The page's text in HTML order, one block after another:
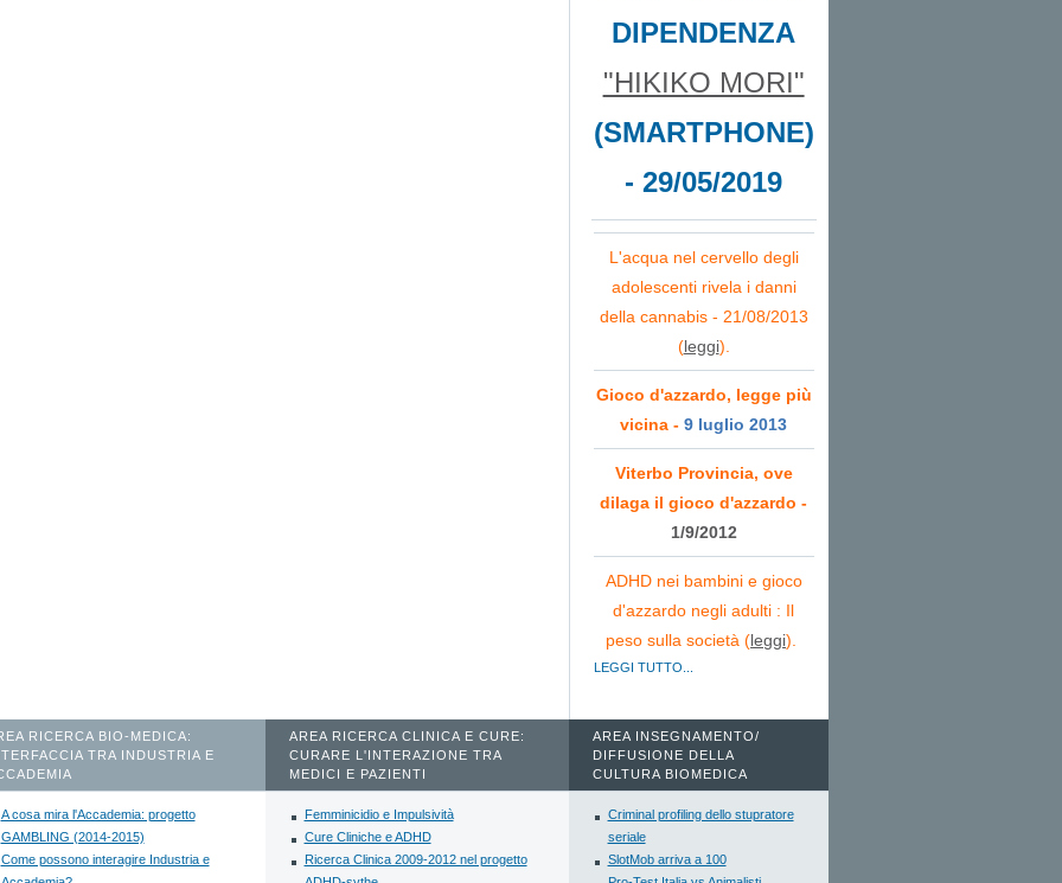
DIPENDENZA
"HIKIKO MORI"
(SMARTPHONE)
- 29/05/2019
L'acqua nel cervello degli
adolescenti rivela i danni
della cannabis - 21/08/2013
(leggi).
Gioco d'azzardo, legge più
vicina - 9 luglio 2013
Viterbo Provincia, ove
dilaga il gioco d'azzardo -
1/9/2012
ADHD nei bambini e gioco
d'azzardo negli adulti : Il
peso sulla società (leggi).
LEGGI TUTTO...
RICERCA BIO-MEDICA:
TRA INDUSTRIA E
A cosa mira l'Accademia: progetto
GAMBLING (2014-2015)
Come possono interagire Industria e
AREA RICERCA CLINICA E CURE:
CURARE L'INTERAZIONE TRA
MEDICI E PAZIENTI
Femminicidio e Impulsività
Cure Cliniche e ADHD
Ricerca Clinica 2009-2012 nel progetto
AREA INSEGNAMENTO/
DIFFUSIONE DELLA
CULTURA BIOMEDICA
Criminal profiling dello stupratore
seriale
SlotMob arriva a 100